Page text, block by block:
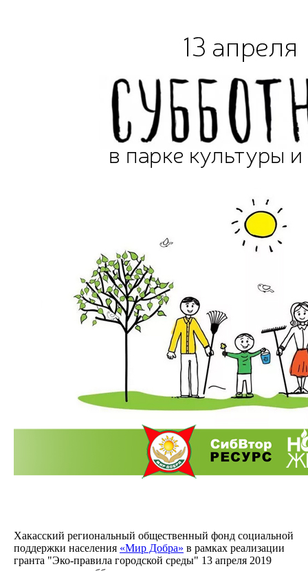
Хакасский региональный общественный фонд социальной
поддержки населения «Мир Добра» в рамках реализации
гранта "Эко-правила городской среды" 13 апреля 2019